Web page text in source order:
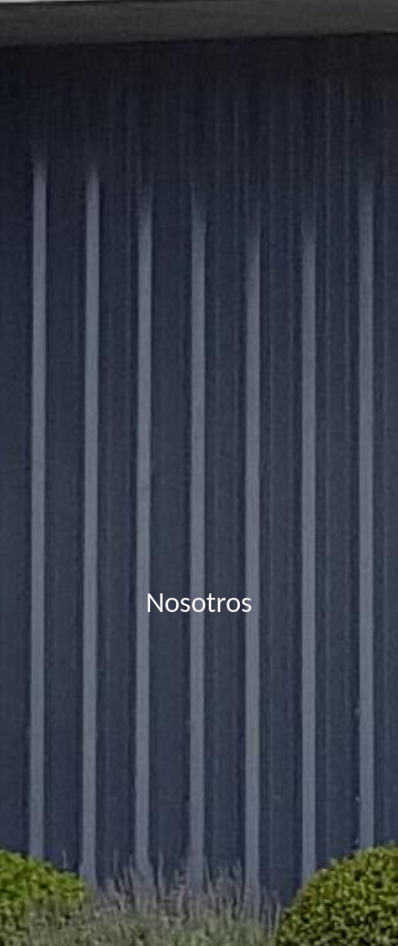
Nosotros